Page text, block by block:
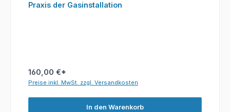
Praxis der Gasinstallation
160,00 €*
Preise inkl. MwSt. zzgl. Versandkosten
In den Warenkorb